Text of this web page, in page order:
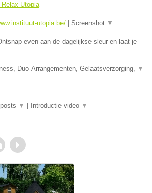
Relax Utopia
utopia.be/ Screenshot ▼
even aan de dagelijkse sleur en laat je –
Duo-Arrangementen, Gelaatsverzorging, ▼
▼ Introductie video ▼